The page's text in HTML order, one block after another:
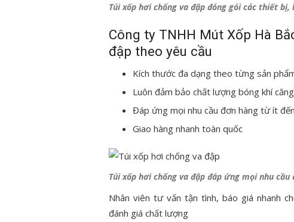
Túi xốp hơi chống va đập đóng gói các thiết
Công ty TNHH Mút Xốp Hà
đập theo yêu cầu
Kích thước đa dạng theo từng sản
Luôn đảm bảo chất lượng bóng khí
Đáp ứng mọi nhu cầu đơn hàng từ ít
Giao hàng nhanh toàn quốc
Túi xốp hơi chống va đập đáp ứng mọi nhu cầu
Nhân viên tư vấn tận tình, báo giá nhanh
đánh giá chất lượng